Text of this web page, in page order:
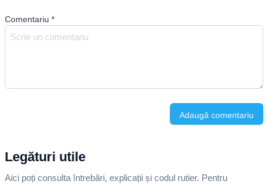
Comentariu *
Adaugă comentariu
Legături utile
Aici poți consulta întrebări, explicații și codul rutier. Pentru